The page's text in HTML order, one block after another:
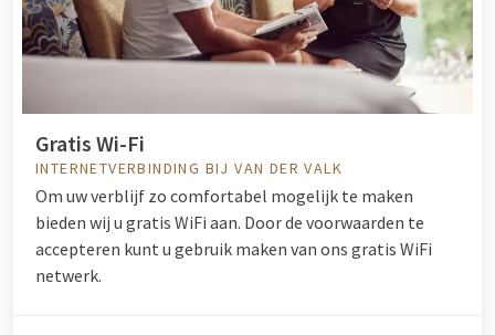
Gratis Wi-Fi
INTERNETVERBINDING BIJ VAN DER VALK
Om uw verblijf zo comfortabel mogelijk te maken
bieden wij u gratis WiFi aan. Door de voorwaarden te
accepteren kunt u gebruik maken van ons gratis WiFi
netwerk.